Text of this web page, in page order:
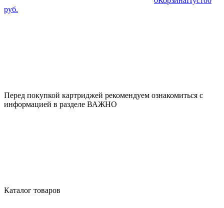
руб.
Перед покупкой картриджей рекомендуем ознакомиться с
информацией в разделе ВАЖНО
Каталог товаров